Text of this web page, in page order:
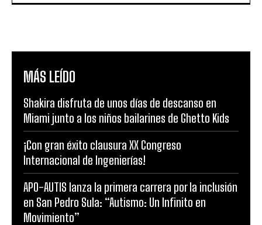
MÁS LEÍDO
Shakira disfruta de unos días de descanso en
Miami junto a los niños bailarines de Ghetto Kids
¡Con gran éxito clausura XX Congreso
Internacional de Ingenierías!
APO-AUTIS lanza la primera carrera por la inclusión
en San Pedro Sula: “Autismo: Un Infinito en
Movimiento”